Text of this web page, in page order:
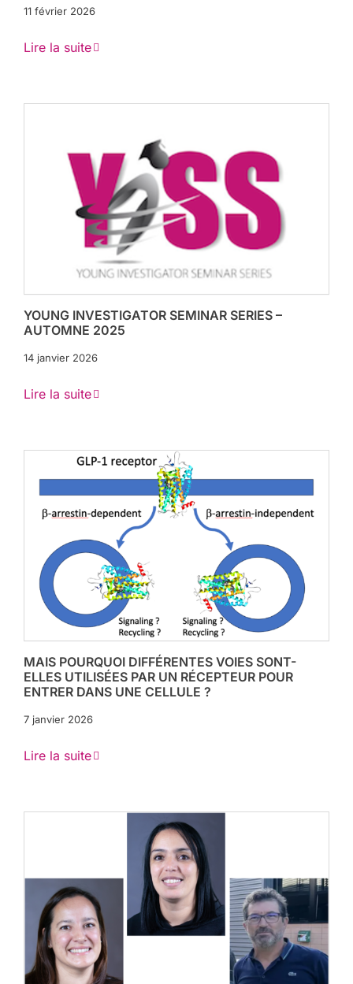
11 février 2026
Lire la suite
YOUNG INVESTIGATOR SEMINAR SERIES –
AUTOMNE 2025
14 janvier 2026
Lire la suite
MAIS POURQUOI DIFFÉRENTES VOIES SONT-
ELLES UTILISÉES PAR UN RÉCEPTEUR POUR
ENTRER DANS UNE CELLULE ?
7 janvier 2026
Lire la suite